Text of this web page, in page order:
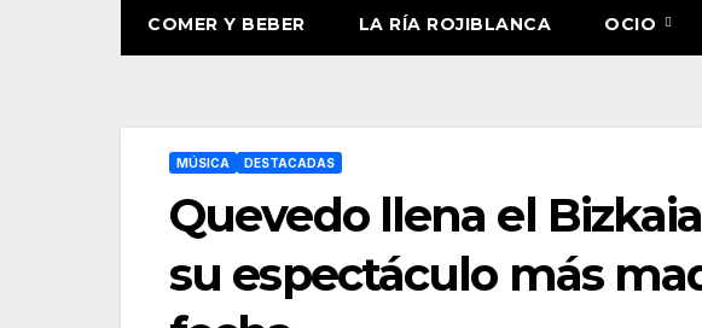
COMER Y BEBER LA RÍA ROJIBLANCA OCIO
MÚSICA DESTACADAS
Quevedo llena el
su espectáculo más